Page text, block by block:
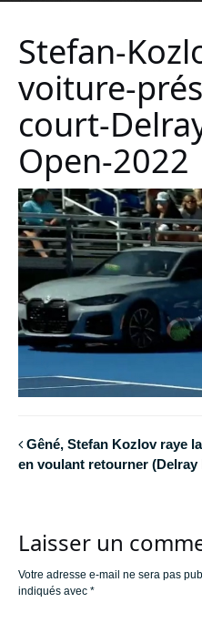
Stefan-
voiture-
court-
Open-2022
Gêné, Stefan Kozlov raye
en voulant retourner (Delray
Laisser un
Votre adresse e-mail ne sera pas
indiqués avec *